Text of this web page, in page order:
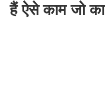
हैं ऐसे काम जो